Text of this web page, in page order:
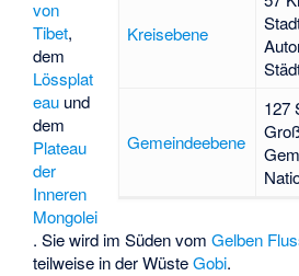
Kreisebene
Gemeindeebene
127
von
Tibet,
dem
Lössplat
eau und
dem
Plateau
der
Inneren
Mongolei
. Sie wird im Süden vomGelben
teilweise in der WüsteGobi.